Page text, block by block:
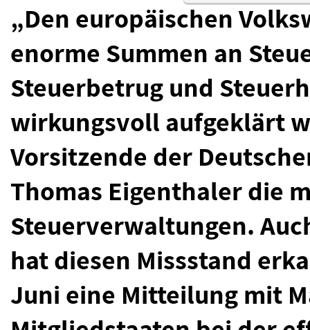
„Den europäischen
enorme Summen an
Steuerbetrug und
wirkungsvoll aufgeklärt
Vorsitzende der
Thomas Eigenthaler die
Steuerverwaltungen.
hat diesen Missstand
Juni eine Mitteilung mit